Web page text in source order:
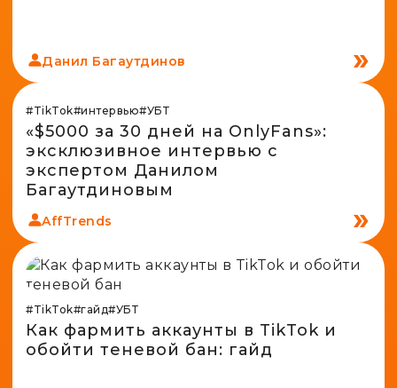
Данил Багаутдинов
#TikTok#интервью#УБТ
«$5000 за 30 дней на OnlyFans»:
эксклюзивное интервью с
экспертом Данилом
Багаутдиновым
AffTrends
#TikTok#гайд#УБТ
Как фармить аккаунты в TikTok и
обойти теневой бан: гайд